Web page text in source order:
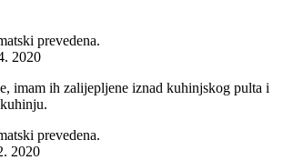
prevedena.
2020
imam ih zalijepljene iznad kuhinjskog pulta i
prevedena.
2020